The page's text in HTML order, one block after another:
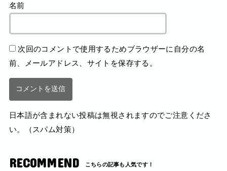
名前
次回のコメントで使用するためブラウザーに自分の名
前、メールアドレス、サイトを保存する。
日本語が含まれない投稿は無視されますのでご注意くださ
い。（スパム対策）
RECOMMEND